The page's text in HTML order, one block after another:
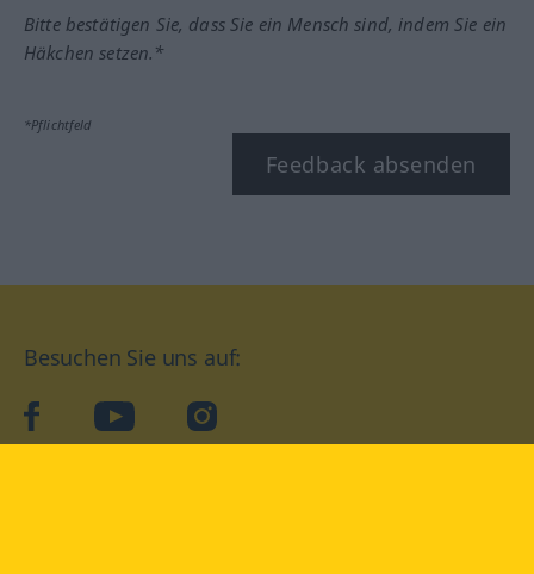
Bitte bestätigen Sie, dass Sie ein Mensch sind, indem Sie ein
Häkchen setzen.*
*Pflichtfeld
Feedback absenden
Besuchen Sie uns auf:
facebookYouTube Instagram